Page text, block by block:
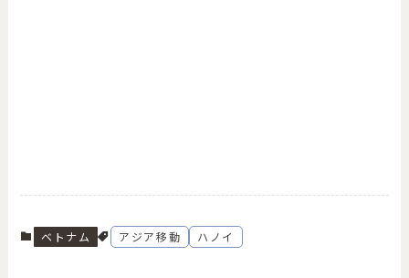
ベトナム アジア移動 ハノイ